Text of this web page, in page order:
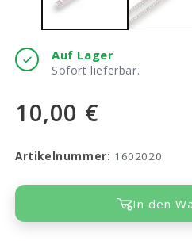
Auf Lager
Sofort lieferbar.
10,00 €
Artikelnummer: 1602020
In den